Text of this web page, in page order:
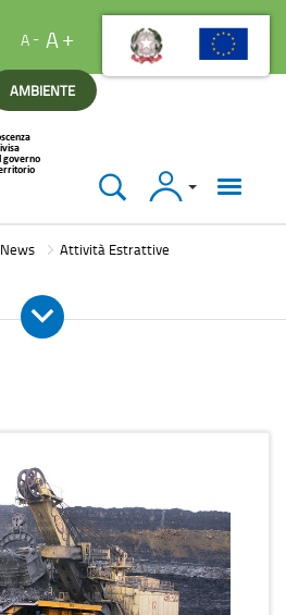
A A
AMBIENTE
Accedi
News
Attività Estrattive